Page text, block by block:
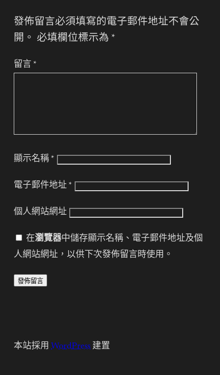
發佈留言必須填寫的電子郵件地址不會公
開。 必填欄位標示為 *
留言 *
顯示名稱 *
電子郵件地址 *
個人網站網址
在瀏覽器中儲存顯示名稱、電子郵件地址及個
人網站網址，以供下次發佈留言時使用。
本站採用 WordPress 建置